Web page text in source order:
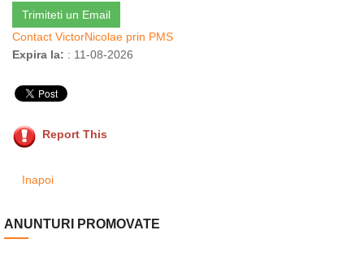
Trimiteti un Email
Contact VictorNicolae prin PMS
Expira la: : 11-08-2026
Report This
Inapoi
ANUNTURI PROMOVATE